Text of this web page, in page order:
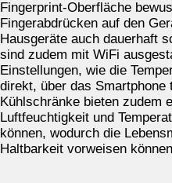
Fingerprint-Oberfläche
Fingerabdrücken auf den
Hausgeräte auch dauerhaft
sind zudem mit WiFi
Einstellungen, wie die
direkt, über das Smartphone
Kühlschränke bieten zudem
Luftfeuchtigkeit und
können, wodurch die
Haltbarkeit vorweisen